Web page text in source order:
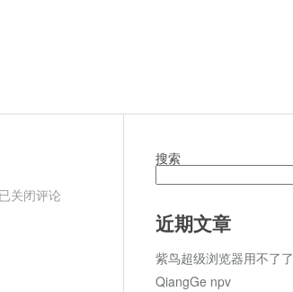
快
已关闭评论
搜索
近期文章
紫鸟超级浏览器用不了了
QiangGe npv